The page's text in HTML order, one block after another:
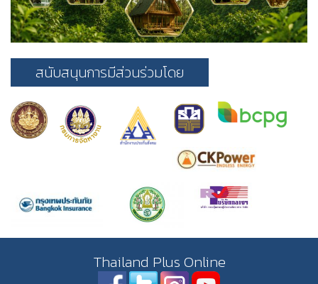
สนับสนุนการมีส่วนร่วมโดย
Thailand Plus Online